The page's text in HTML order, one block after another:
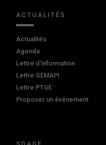
ACTUALITÉS
Actualités
Agenda
Lettre d'information
Lettre GEMAPI
Lettre PTGE
Proposer un événement